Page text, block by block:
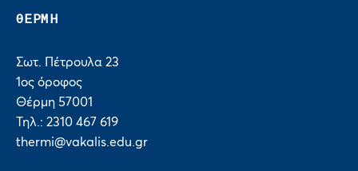
ΘΕΡΜΗ
Σωτ. Πέτρουλα 23
1ος όροφος
Θέρμη 57001
Τηλ.: 2310 467 619
thermi@vakalis.edu.gr